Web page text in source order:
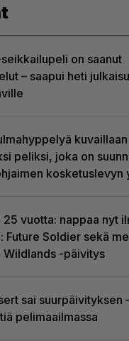
seikkailupeli on saanut
– saapui heti
kuvaillaan
peliksi, joka on
kosketuslevyn
25 vuotta: nappaa nyt
Future Soldier sekä
Wildlands -päivitys
sai suurpäivityksen
pelimaailmassa